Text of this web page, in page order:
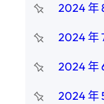
2024 年
2024 年
2024 年
2024 年